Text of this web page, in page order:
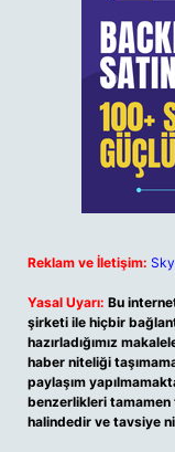
Reklam ve İletişim:
Yasal Uyarı: Bu
şirketi ile hiçbir
hazırladığımız
haber niteliği
paylaşım
benzerlikleri
halindedir ve tavsiye